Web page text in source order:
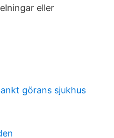
eller
görans sjukhus